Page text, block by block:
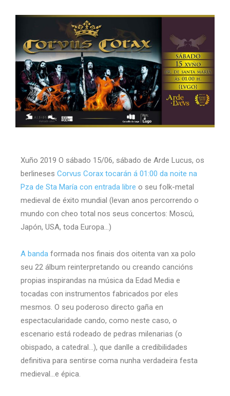
Xuño 2019 O sábado 15/06, sábado de Arde Lucus, os
berlineses Corvus Corax tocarán á 01:00 da noite na
Pza de Sta María con entrada libre o seu folk-metal
medieval de éxito mundial (levan anos percorrendo o
mundo con cheo total nos seus concertos: Moscú,
Japón, USA, toda Europa…)
A banda formada nos finais dos oitenta van xa polo
seu 22 álbum reinterpretando ou creando cancións
propias inspirandas na música da Edad Media e
tocadas con instrumentos fabricados por eles
mesmos. O seu poderoso directo gaña en
espectacularidade cando, como neste caso, o
escenario está rodeado de pedras milenarias (o
obispado, a catedral…), que danlle a credibilidades
definitiva para sentirse coma nunha verdadeira festa
medieval…e épica.